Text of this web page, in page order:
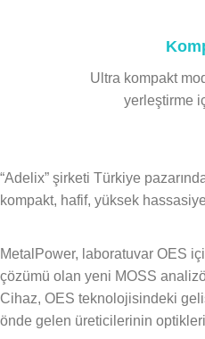
Ultra kompakt
yerleştirme
“Adelix” şirketi Türkiye
kompakt, hafif, yüksek
MetalPower, laboratuvar OES
çözümü olan yeni MOSS
Cihaz, OES teknolojisindeki
önde gelen üreticilerinin